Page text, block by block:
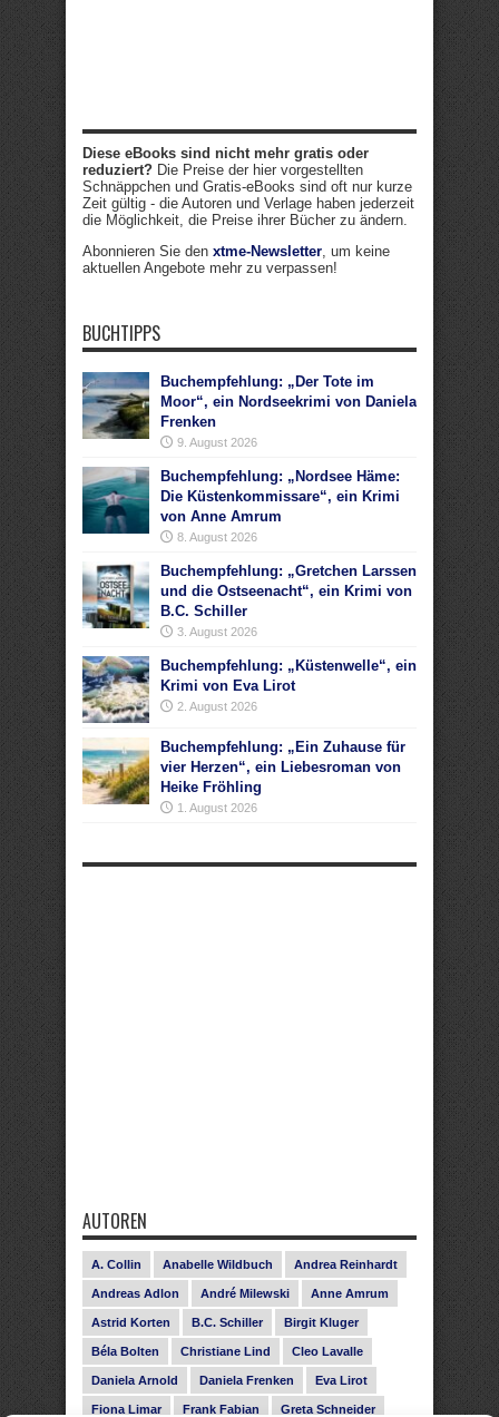
Diese eBooks sind nicht mehr gratis oder
reduziert? Die Preise der hier vorgestellten
Schnäppchen und Gratis-eBooks sind oft nur kurze
Zeit gültig - die Autoren und Verlage haben jederzeit
die Möglichkeit, die Preise ihrer Bücher zu ändern.
Abonnieren Sie den xtme-Newsletter, um keine
aktuellen Angebote mehr zu verpassen!
BUCHTIPPS
Buchempfehlung: „Der Tote im
Moor“, ein Nordseekrimi von Daniela
Frenken
9. August 2026
Buchempfehlung: „Nordsee Häme:
Die Küstenkommissare“, ein Krimi
von Anne Amrum
8. August 2026
Buchempfehlung: „Gretchen Larssen
und die Ostseenacht“, ein Krimi von
B.C. Schiller
3. August 2026
Buchempfehlung: „Küstenwelle“, ein
Krimi von Eva Lirot
2. August 2026
Buchempfehlung: „Ein Zuhause für
vier Herzen“, ein Liebesroman von
Heike Fröhling
1. August 2026
AUTOREN
A. Collin Anabelle Wildbuch Andrea Reinhardt
Andreas Adlon André Milewski Anne Amrum
Astrid Korten B.C. Schiller Birgit Kluger
Béla Bolten Christiane Lind Cleo Lavalle
Daniela Arnold Daniela Frenken Eva Lirot
Fiona Limar Frank Fabian Greta Schneider